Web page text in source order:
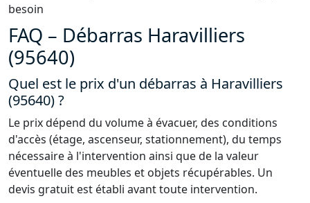
besoin
FAQ – Débarras Haravilliers
(95640)
Quel est le prix d'un débarras à Haravilliers
(95640) ?
Le prix dépend du volume à évacuer, des conditions
d'accès (étage, ascenseur, stationnement), du temps
nécessaire à l'intervention ainsi que de la valeur
éventuelle des meubles et objets récupérables. Un
devis gratuit est établi avant toute intervention.